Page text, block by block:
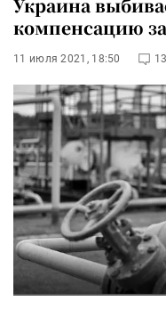
Украина
компенсацию
11 июля 2021, 18:50 13